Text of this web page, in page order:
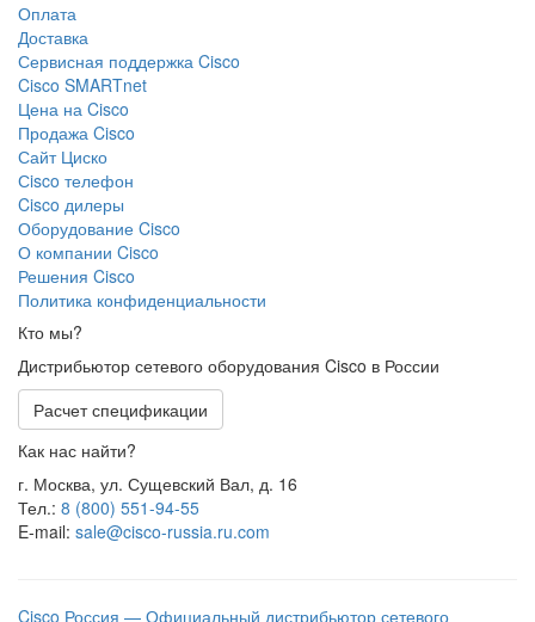
Оплата
Доставка
Сервисная поддержка Cisco
Cisco SMARTnet
Цена на Cisco
Продажа Cisco
Сайт Циско
Сisco телефон
Cisco дилеры
Оборудование Cisco
О компании Cisco
Решения Cisco
Политика конфиденциальности
Кто мы?
Дистрибьютор сетевого оборудования Cisco в России
Расчет спецификации
Как нас найти?
г. Москва, ул. Сущевский Вал, д. 16
Тел.: 8 (800) 551-94-55
E-mail: sale@cisco-russia.ru.com
Cisco Россия — Официальный дистрибьютор сетевого